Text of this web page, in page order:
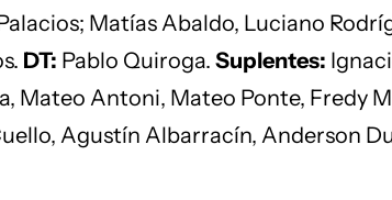
Matías Abaldo, Luciano
DT: Pablo Quiroga. Suplentes:
Mateo Antoni, Mateo Ponte, Fredy
Agustín Albarracín, Anderson